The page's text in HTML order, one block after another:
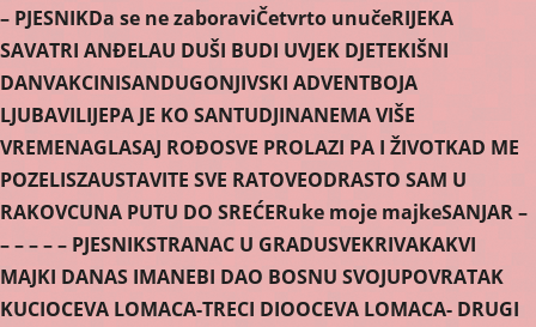
– PJESNIKDa se ne zaboraviČetvrto unučeRIJEKA
SAVATRI ANĐELAU DUŠI BUDI UVJEK DJETEKIŠNI
DANVAKCINISANDUGONJIVSKI ADVENTBOJA
LJUBAVILIJEPA JE KO SANTUDJINANEMA VIŠE
VREMENAGLASAJ ROĐOSVE PROLAZI PA I ŽIVOTKAD ME
POZELISZAUSTAVITE SVE RATOVEODRASTO SAM U
RAKOVCUNA PUTU DO SREĆERuke moje majkeSANJAR –
– – – – – PJESNIKSTRANAC U GRADUSVEKRIVAKAKVI
MAJKI DANAS IMANEBI DAO BOSNU SVOJUPOVRATAK
KUCIOCEVA LOMACA-TRECI DIOOCEVA LOMACA- DRUGI